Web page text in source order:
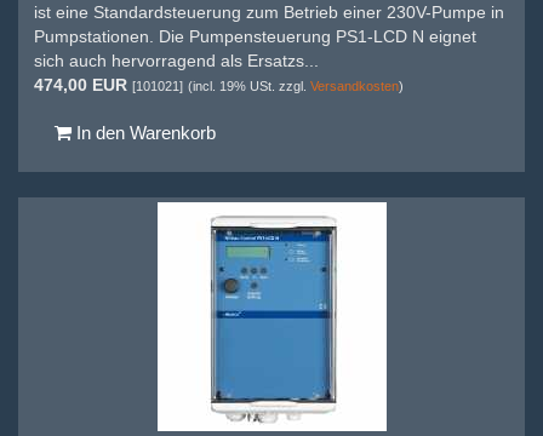
ist eine Standardsteuerung zum Betrieb einer 230V-Pumpe in
Pumpstationen. Die Pumpensteuerung PS1-LCD N eignet
sich auch hervorragend als Ersatzs...
474,00 EUR [101021] (incl. 19% USt. zzgl. Versandkosten)
In den Warenkorb